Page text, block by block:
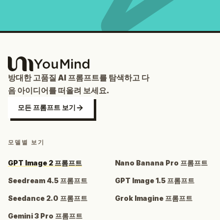
방대한 고품질 AI 프롬프트를 탐색하고 다
음 아이디어를 떠올려 보세요.
모든 프롬프트 보기
모델별 보기
GPT Image 2 프롬프트 Nano Banana Pro 프롬프트
Seedream 4.5 프롬프트 GPT Image 1.5 프롬프트
Seedance 2.0 프롬프트 Grok Imagine 프롬프트
Gemini 3 Pro 프롬프트